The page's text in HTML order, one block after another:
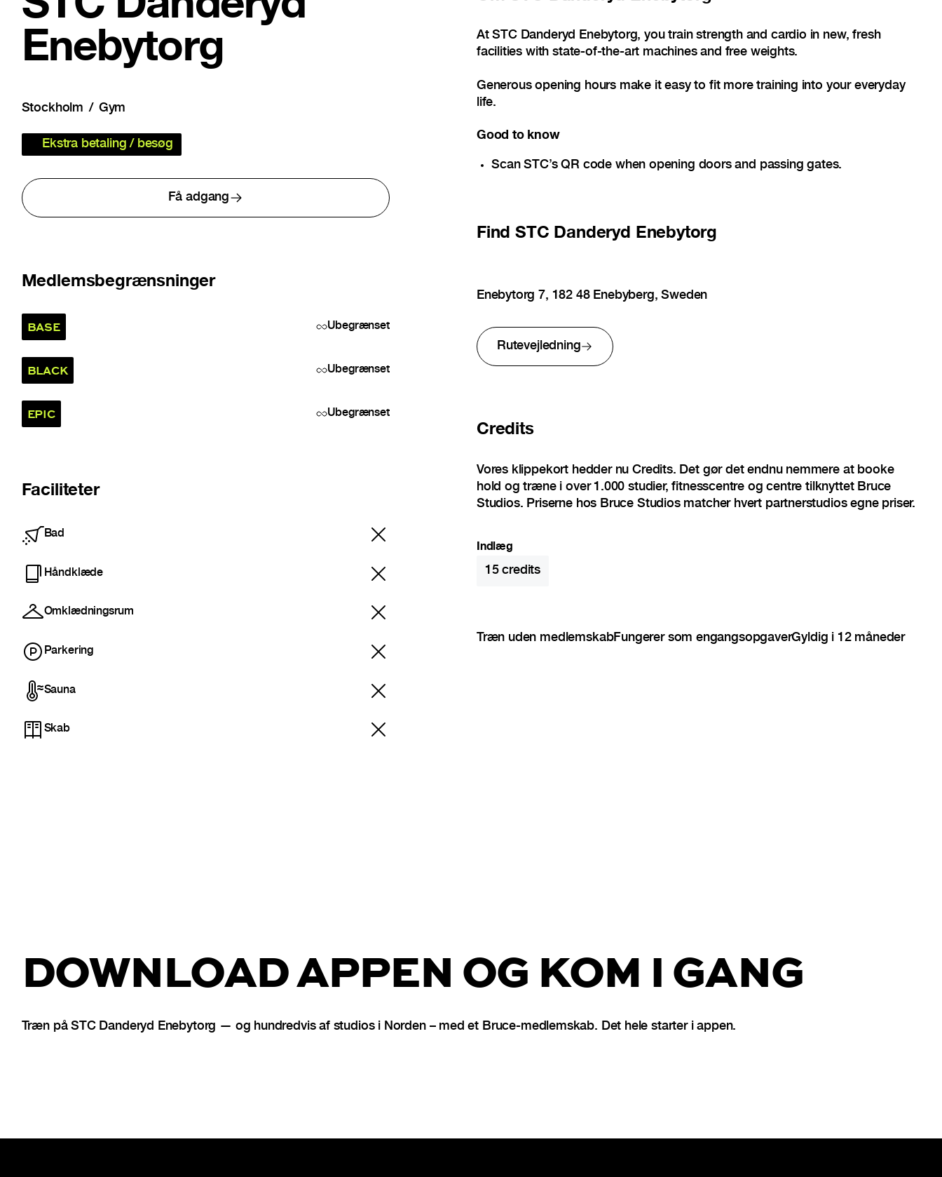
Enebytorg
Stockholm Gym
Ekstra betaling / besøg
Få adgang
Medlemsbegrænsninger
BASE Ubegrænset
BLACK Ubegrænset
EPIC Ubegrænset
Faciliteter
Bad
Håndklæde
Omklædningsrum
Parkering
Sauna
Skab
At STC Danderyd Enebytorg, you train strength and cardio in new, fresh
facilities with state-of-the-art machines and free weights.
Generous opening hours make it easy to fit more training into your everyday
life.
Good to know
Scan STC’s QR code when opening doors and passing gates.
FindSTC Danderyd Enebytorg
Enebytorg 7, 182 48 Enebyberg, Sweden
Rutevejledning
Credits
Vores klippekort hedder nu Credits. Det gør det endnu nemmere at booke
hold og træne i over 1.000 studier, fitnesscentre og centre tilknyttet Bruce
Studios. Priserne hos Bruce Studios matcher hvert partnerstudios egne priser.
Indlæg
15credits
Træn uden medlemskabFungerer som engangsopgaverGyldig i 12 måneder
DOWNLOAD APPEN OG KOM I GANG
Træn på STC Danderyd Enebytorg — og hundredvis af studios i Norden – med et Bruce-medlemskab. Det hele starter i appen.